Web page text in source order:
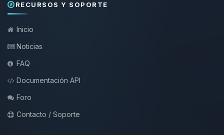
RECURSOS Y SOPORTE
Inicio
Noticias
FAQ
Documentación API
Foro
Contacto / Soporte